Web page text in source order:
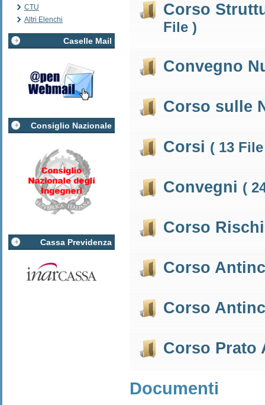
CTU
Altri Elenchi
Caselle Mail
Consiglio Nazionale
Cassa Previdenza
Corso
File )
Convegno
Corso sulle
Corsi ( 13
Convegni (
Corso
Corso
Corso
Corso
Documenti